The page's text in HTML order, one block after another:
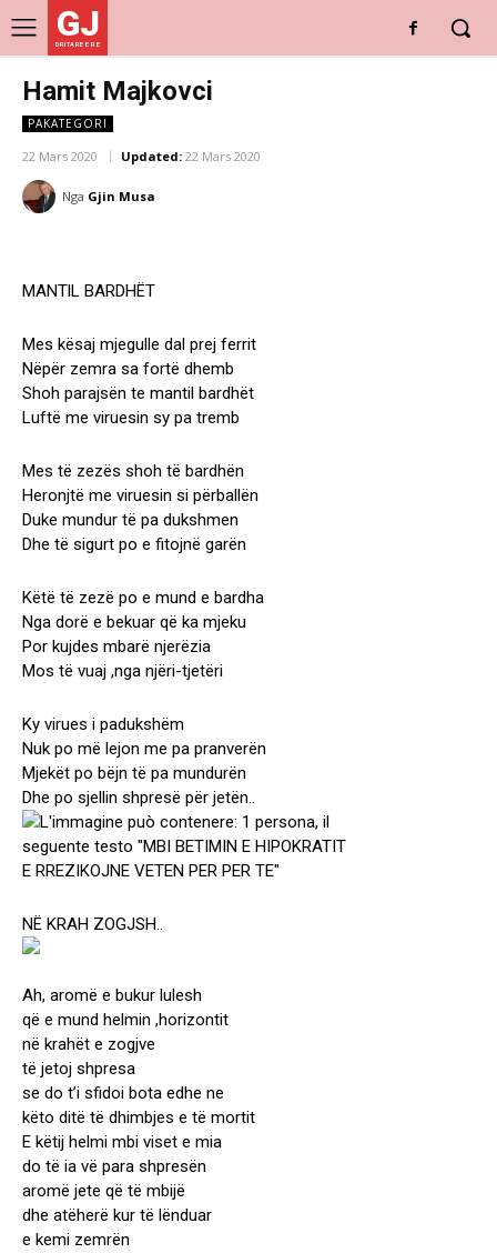
GJ
DRITARE E RE
Hamit Majkovci
PAKATEGORI
22 Mars 2020 Updated: 22 Mars 2020
Nga Gjin Musa
MANTlL BARDHËT
Mes kësaj mjegulle dal prej ferrit
Nëpër zemra sa fortë dhemb
Shoh parajsën te mantil bardhët
Luftë me viruesin sy pa tremb
Mes të zezës shoh të bardhën
Heronjtë me viruesin si përballën
Duke mundur të pa dukshmen
Dhe të sigurt po e fitojnë garën
Këtë të zezë po e mund e bardha
Nga dorë e bekuar që ka mjeku
Por kujdes mbarë njerëzia
Mos të vuaj ,nga njëri-tjetëri
Ky virues i padukshëm
Nuk po më lejon me pa pranverën
Mjekët po bëjn të pa mundurën
Dhe po sjellin shpresë për jetën..
NË KRAH ZOGJSH..
Ah, aromë e bukur lulesh
që e mund helmin ,horizontit
në krahët e zogjve
të jetoj shpresa
se do t’i sfidoi bota edhe ne
këto ditë të dhimbjes e të mortit
E këtij helmi mbi viset e mia
do të ia vë para shpresën
aromë jete që të mbijë
dhe atëherë kur të lënduar
e kemi zemrën